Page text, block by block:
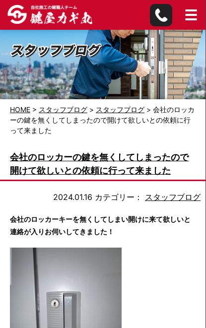
HOME > スタッフブログ > スタッフブログ > 会社のロッカ
ーの鍵を無くしてしまったので開けて欲しいとの依頼に行
って来ました
会社のロッカーの鍵を無くしてしまったので
開けて欲しいとの依頼に行って来ました
2024.01.16 カテゴリー： スタッフブログ
会社のロッカーキーを無くしてしまい開けに来て欲しいと
連絡が入りお伺いしてきました！